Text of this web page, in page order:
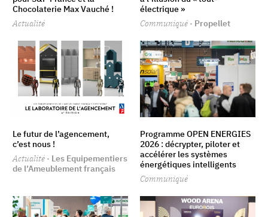
Chocolaterie Max Vauché !
Actualité
électrique »
Communiqué · Propellet
Le futur de l’agencement,
c’est nous !
Actualité · Les Equipementiers
de l’Ameublement français
Programme OPEN ENERGIES
2026 : décrypter, piloter et
accélérer les systèmes
énergétiques intelligents
Communiqué